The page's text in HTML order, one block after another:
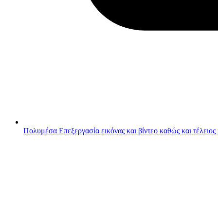
Πολυμέσα Επεξεργασία εικόνας και βίντεο καθώς και τέλειος